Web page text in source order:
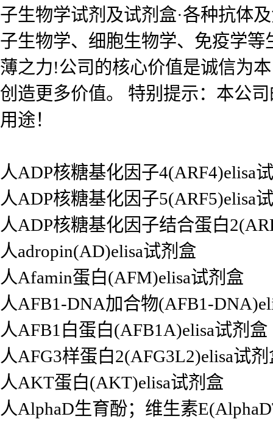
子生物学试剂及试剂盒·各种抗体
子生物学、细胞生物学、免疫学
薄之力!公司的核心价值是诚信为
创造更多价值。 特别提示：本公
用途！
人ADP核糖基化因子4(ARF4)elisa
人ADP核糖基化因子5(ARF5)elisa
人ADP核糖基化因子结合蛋白
人adropin(AD)elisa试剂盒
人Afamin蛋白(AFM)elisa试剂盒
人AFB1-DNA加合物(AFB1-
人AFB1白蛋白(AFB1A)elisa试剂盒
人AFG3样蛋白2(AFG3L2)elisa试剂
人AKT蛋白(AKT)elisa试剂盒
人AlphaD生育酚；维生素